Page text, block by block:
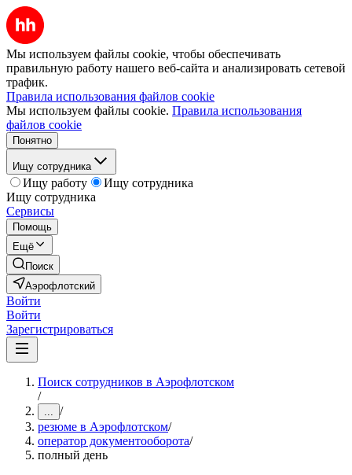
Мы используем файлы cookie, чтобы обеспечивать
правильную работу нашего веб-сайта и анализировать сетевой
трафик.
Правила использования файлов cookie
Мы используем файлы cookie. Правила использования
файлов cookie
Понятно
Ищу сотрудника
Ищу работу
Ищу сотрудника
Ищу сотрудника
Сервисы
Помощь
Ещё
Поиск
Аэрофлотский
Войти
Войти
Зарегистрироваться
Поиск сотрудников в Аэрофлотском
/
... /
резюме в Аэрофлотском/
оператор документооборота/
полный день